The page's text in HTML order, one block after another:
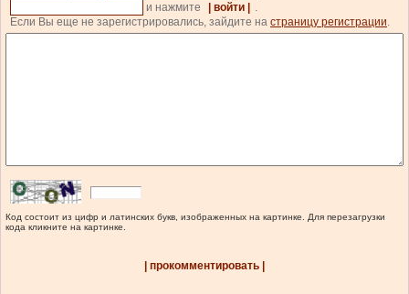
и нажмите
| войти |
.
Если Вы еще не зарегистрировались, зайдите на страницу регистрации.
Код состоит из цифр и латинских букв, изображенных на картинке. Для перезагрузки
кода кликните на картинке.
| прокомментировать |